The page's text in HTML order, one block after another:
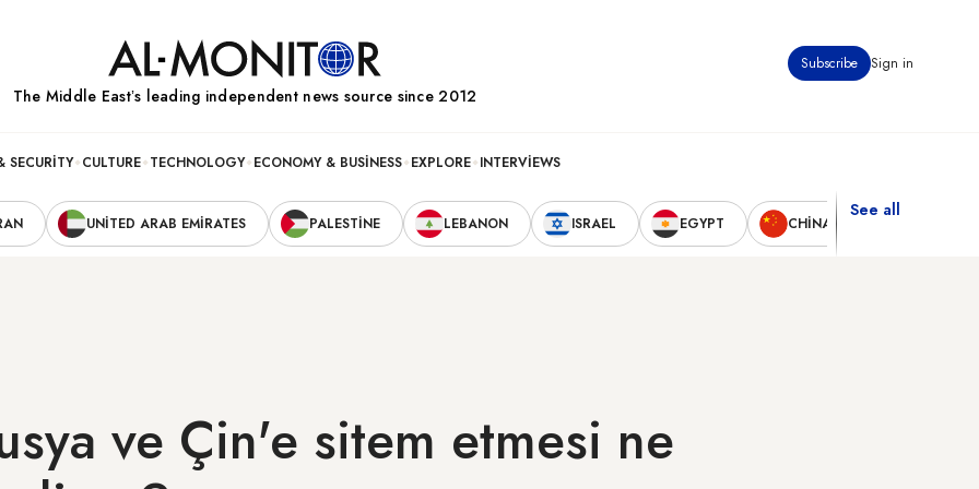
Subscribe Sign in
The Middle Eastʼs leading independent news source since 2012
SECURITY CULTURE TECHNOLOGY ECONOMY & BUSINESS EXPLORE INTERVIEWS
UNITED ARAB EMIRATES PALESTINE LEBANON ISRAEL EGYPT CHINA
See all
ve Çin'e sitem etmesi ne